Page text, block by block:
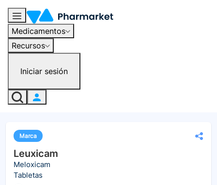
Medicamentos
Recursos
Iniciar sesión
Marca
Leuxicam
Meloxicam
Tabletas